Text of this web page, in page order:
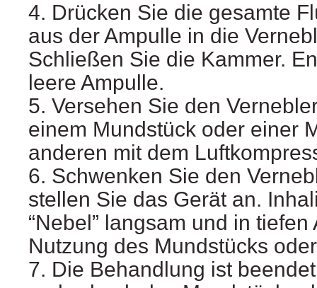
4. Drücken Sie die gesamte
aus der Ampulle in die
Schließen Sie die Kammer.
leere Ampulle.
5. Versehen Sie den
einem Mundstück oder einer
anderen mit dem
6. Schwenken Sie den
stellen Sie das Gerät an.
“Nebel” langsam und in
Nutzung des Mundstücks
7. Die Behandlung ist